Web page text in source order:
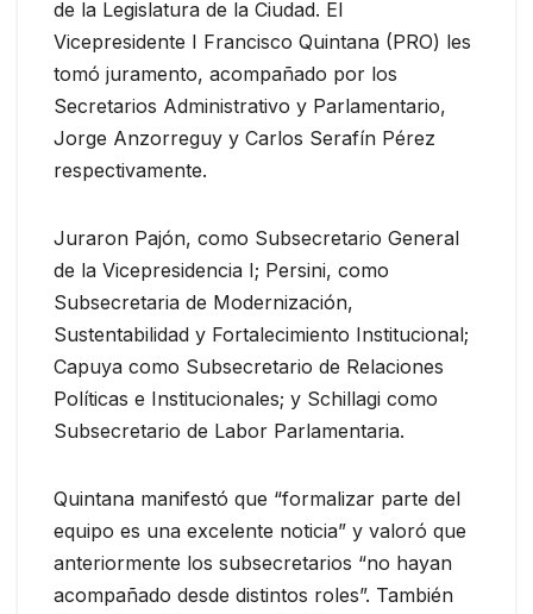
de la Legislatura de la Ciudad. El
Vicepresidente I Francisco Quintana (PRO) les
tomó juramento, acompañado por los
Secretarios Administrativo y Parlamentario,
Jorge Anzorreguy y Carlos Serafín Pérez
respectivamente.
Juraron Pajón, como Subsecretario General
de la Vicepresidencia I; Persini, como
Subsecretaria de Modernización,
Sustentabilidad y Fortalecimiento Institucional;
Capuya como Subsecretario de Relaciones
Políticas e Institucionales; y Schillagi como
Subsecretario de Labor Parlamentaria.
Quintana manifestó que “formalizar parte del
equipo es una excelente noticia” y valoró que
anteriormente los subsecretarios “no hayan
acompañado desde distintos roles”. También